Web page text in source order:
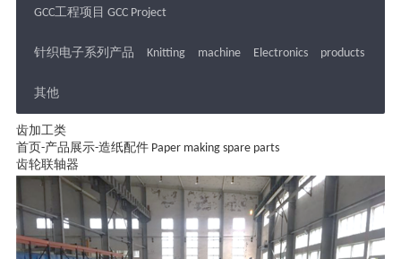
GCC工程项目 GCC Project
针织电子系列产品 Knitting machine Electronics products
其他
齿加工类
首页-产品展示-造纸配件 Paper making spare parts
齿轮联轴器